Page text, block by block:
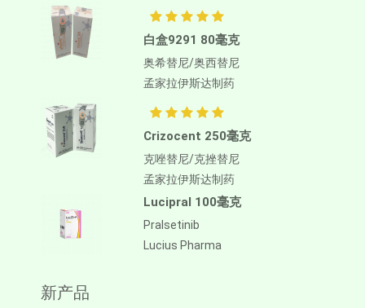
白盒9291 80毫克
奥希替尼/奥西替尼
孟家拉伊斯达制药
Crizocent 250毫克
克唑替尼/克挫替尼
孟家拉伊斯达制药
Lucipral 100毫克
Pralsetinib
Lucius Pharma
新产品